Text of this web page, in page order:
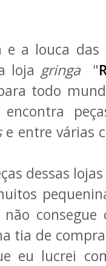
e a louca
loja gringa "
todo
e entre várias
dessas
tia de
eu lucrei